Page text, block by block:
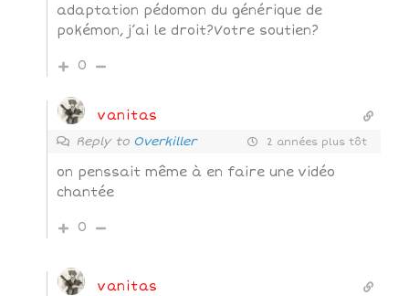
adaptation pédomon du générique de
pokémon, j’ai le droit?Votre soutien?
0
vanitas
Reply to Overkiller 2 années plus tôt
on penssait même à en faire une vidéo
chantée
0
vanitas